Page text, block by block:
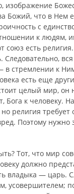
Божий, что в Нем
с
к людям,
союз есть
в стремлении к
есть еще
целый мир, он
Бога к чело­веку.
религия требует
Поэтому нужно
Тот, что мир
должно
владыка — царь.
усовершителем;